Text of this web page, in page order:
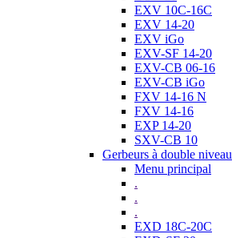
EXV 10C-16C
EXV 14-20
EXV iGo
EXV-SF 14-20
EXV-CB 06-16
EXV-CB iGo
FXV 14-16 N
FXV 14-16
EXP 14-20
SXV-CB 10
Gerbeurs à double niveau
Menu principal
.
.
.
EXD 18C-20C